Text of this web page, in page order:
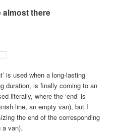
almost there
is used when a long-lasting
duration, is finally coming to an
literally, where the ‘end’ is
line, an empty van), but I
the end of the corresponding
a van).